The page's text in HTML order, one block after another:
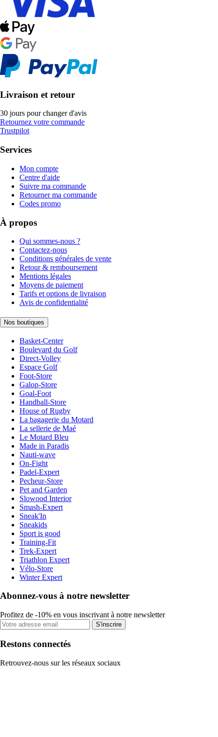
Livraison et retour
30 jours pour changer d'avis
Retournez votre commande
Trustpilot
Services
Mon compte
Centre d'aide
Suivre ma commande
Retourner ma commande
Codes promo
À propos
Qui sommes-nous ?
Contactez-nous
Conditions générales de vente
Retour & remboursement
Mentions légales
Moyens de paiement
Tarifs et options de livraison
Avis de confidentialité
Nos boutiques
Basket-Center
Boulevard du Golf
Direct-Volley
Espace Golf
Foot-Store
Galop-Store
Goal-Foot
Handball-Store
House of Rugby
La bagagerie du Motard
La sellerie de Maé
Le Motard Bleu
Made in Paradis
Nauti-wave
On-Fight
Padel-Expert
Pecheur-Store
Pet and Garden
Slowood Interior
Smash-Expert
Sneak'In
Sneakids
Sport is good
Training-Fit
Trek-Expert
Triathlon Expert
Vélo-Store
Winter Expert
Abonnez-vous à notre newsletter
Profitez de -10% en vous inscrivant à notre newsletter
S'inscrire
Restons connectés
Retrouvez-nous sur les réseaux sociaux